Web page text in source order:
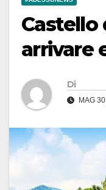
Castello
arrivare
Di
MAG